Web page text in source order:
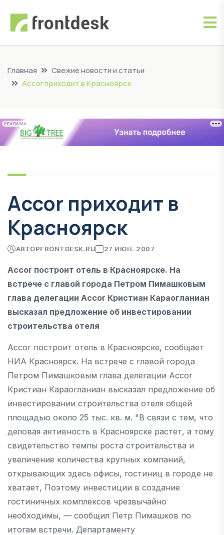
Главная
Свежие новости и статьи
Accor приходит в Красноярск
РЕКЛАМА
Accor приходит в
Красноярск
АВТОРFRONTDESK.RU 27 ИЮН. 2007
Accor построит отель в Красноярске. На
встрече с главой города Петром Пимашковым
глава делегации Accor Кристиан Караогланиан
высказал предложение об инвестировании
строительства отеля
Accor построит отель в Красноярске, сообщает
НИА Красноярск. На встрече с главой города
Петром Пимашковым глава делегации Accor
Кристиан Караогланиан высказал предложение об
инвестировании строительства отеля общей
площадью около 25 тыс. кв. м. "В связи с тем, что
деловая активность в Красноярске растет, а тому
свидетельство темпы роста строительства и
увеличение количества крупных компаний,
открывающих здесь офисы, гостиниц в городе не
хватает, Поэтому инвестиции в создание
гостиничных комплексов чрезвычайно
необходимы, — сообщил Петр Пимашков по
итогам встречи. Департаменту